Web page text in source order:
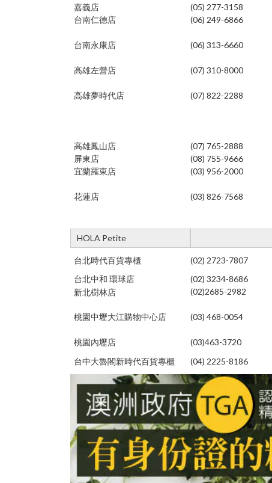
嘉義店
(05) 277-3158
台南仁德店
(06) 249-6866
台南永康店
(06) 313-6660
高雄左營店
(07) 310-8000
高雄夢時代店
(07) 822-2288
高雄鳳山店
(07) 765-2888
屏東店
(08) 755-9666
宜蘭羅東店
(03) 956-2000
花蓮店
(03) 826-7568
HOLA Petite
台北時代百貨專櫃 (02) 2723-7807
台北中和 環球店
(02) 3234-8686
新北樹林店
(02)2685-2982
桃園中壢大江購物中心店 (03) 468-0054
桃園內壢店
(03)463-3720
台中大魯閣新時代百貨專櫃
(04) 2225-8186